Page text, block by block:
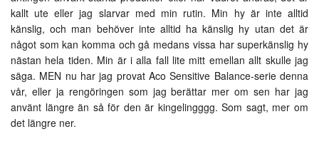
kallt ute eller jag slarvar med min rutin. Min hy är inte alltid
känslig, och man behöver inte alltid ha känslig hy utan det är
något som kan komma och gå medans vissa har superkänslig hy
nästan hela tiden. Min är i alla fall lite mitt emellan allt skulle jag
säga. MEN nu har jag provat Aco Sensitive Balance-serie denna
vår, eller ja rengöringen som jag berättar mer om sen har jag
använt längre än så för den är kingelingggg. Som sagt, mer om
det längre ner.